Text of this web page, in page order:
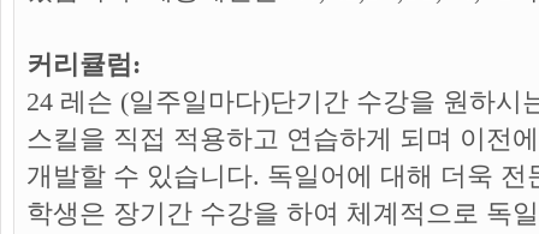
커리큘럼:
24 레슨 (일주일마다)단기간 수강을 원하시
스킬을 직접 적용하고 연습하게 되며 이전
개발할 수 있습니다. 독일어에 대해 더욱
학생은 장기간 수강을 하여 체계적으로 독